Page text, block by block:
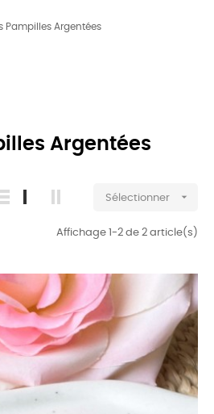
Pampilles Argentées
Argentées
Sélectionner 
Affichage 1-2 de 2 article(s)